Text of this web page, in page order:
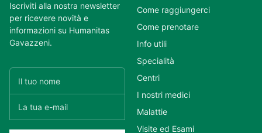
Iscriviti alla nostra newsletter
per ricevere novità e
informazioni su Humanitas
Gavazzeni.
Come raggiungerci
Come prenotare
Info utili
Specialità
Centri
I nostri medici
Malattie
Visite ed Esami